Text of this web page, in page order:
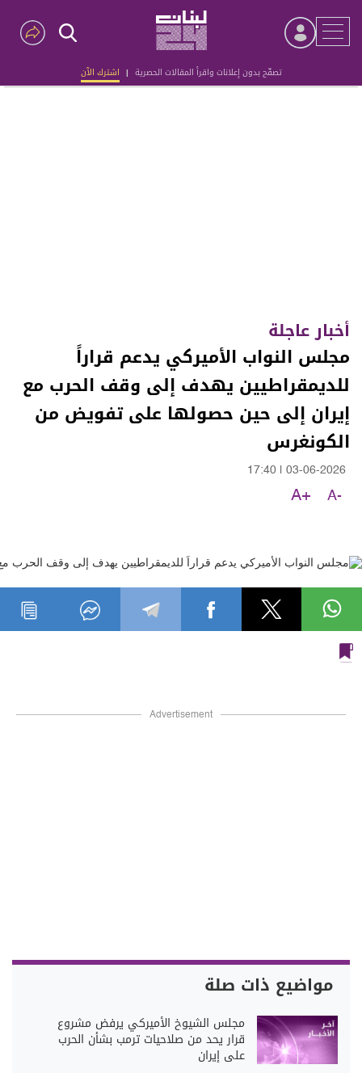
تصفّح بدون إعلانات واقرأ المقالات الحصرية | اشترك الآن
Advertisement
أخبار عاجلة
مجلس النواب الأميركي يدعم قراراً
للديمقراطيين يهدف إلى وقف الحرب مع
إيران إلى حين حصولها على تفويض من
الكونغرس
03-06-2026
17:40
A-
A+
Advertisement
مواضيع ذات صلة
مجلس الشيوخ الأميركي يرفض مشروع
قرار يحد من صلاحيات ترمب بشأن الحرب
على إيران